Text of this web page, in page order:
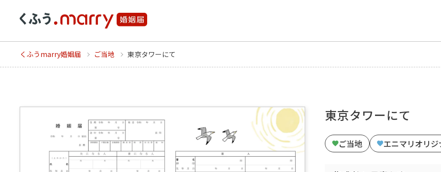
くふうmarry婚姻届 ご当地 東京タワーにて
東京タワーにて
ご当地 エニマリオリジ